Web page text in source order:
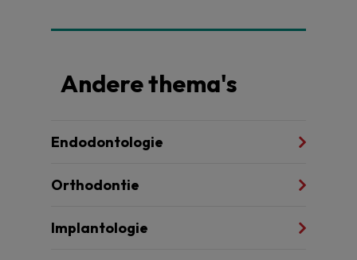
Andere thema's
Endodontologie
Orthodontie
Implantologie